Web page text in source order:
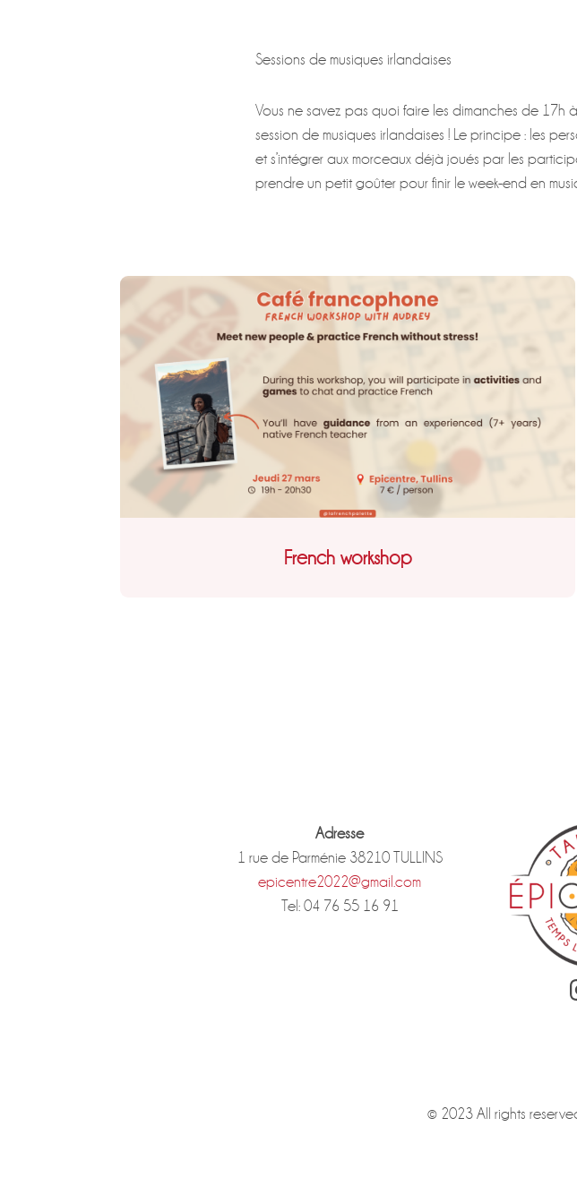
Sessions de musiques irlandaises
Vous ne savez pas quoi faire les dimanches de 17h
session de musiques irlandaises ! Le principe : les
et s’intégrer aux morceaux déjà joués par les
prendre un petit goûter pour finir le week-end en
French workshop
Adresse
1 rue de Parménie 38210 TULLINS
epicentre2022@gmail.com
Tel: 04 76 55 16 91
© 2023 All rights